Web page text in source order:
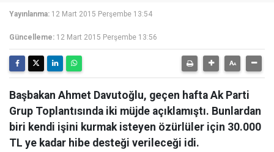
Yayınlanma: 12 Mart 2015 Perşembe 13:54
Güncelleme: 12 Mart 2015 Perşembe 13:56
Başbakan Ahmet Davutoğlu, geçen hafta Ak Parti
Grup Toplantısında iki müjde açıklamıştı. Bunlardan
biri kendi işini kurmak isteyen özürlüler için 30.000
TL ye kadar hibe desteği verileceği idi.